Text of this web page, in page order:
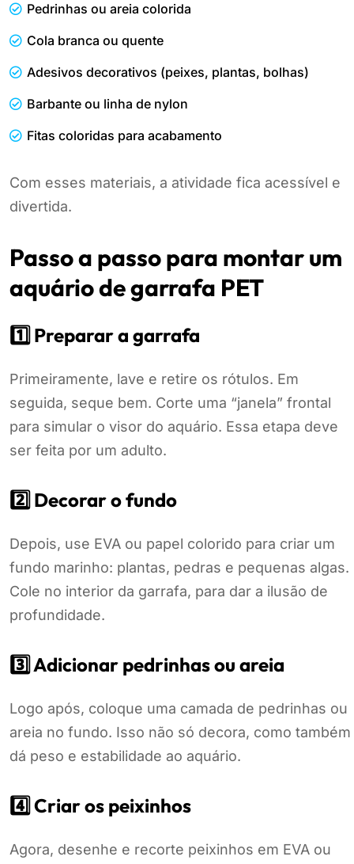
Pedrinhas ou areia colorida
Cola branca ou quente
Adesivos decorativos (peixes, plantas, bolhas)
Barbante ou linha de nylon
Fitas coloridas para acabamento
Com esses materiais, a atividade fica acessível e
divertida.
Passo a passo para montar um
aquário de garrafa PET
1️⃣ Preparar a garrafa
Primeiramente, lave e retire os rótulos. Em
seguida, seque bem. Corte uma “janela” frontal
para simular o visor do aquário. Essa etapa deve
ser feita por um adulto.
2️⃣ Decorar o fundo
Depois, use EVA ou papel colorido para criar um
fundo marinho: plantas, pedras e pequenas algas.
Cole no interior da garrafa, para dar a ilusão de
profundidade.
3️⃣ Adicionar pedrinhas ou areia
Logo após, coloque uma camada de pedrinhas ou
areia no fundo. Isso não só decora, como também
dá peso e estabilidade ao aquário.
4️⃣ Criar os peixinhos
Agora, desenhe e recorte peixinhos em EVA ou